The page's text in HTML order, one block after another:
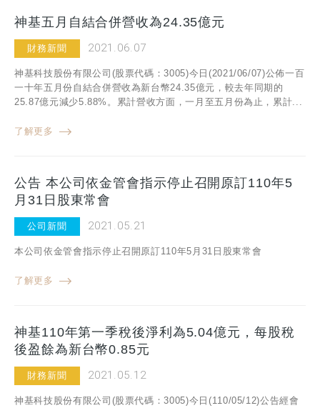
神基五月自結合併營收為24.35億元
財務新聞 2021.06.07
神基科技股份有限公司(股票代碼：3005)今日(2021/06/07)公佈一百
一十年五月份自結合併營收為新台幣24.35億元，較去年同期的
25.87億元減少5.88%。累計營收方面，一月至五月份為止，累計...
了解更多
公告 本公司依金管會指示停止召開原訂110年5
月31日股東常會
公司新聞 2021.05.21
本公司依金管會指示停止召開原訂110年5月31日股東常會
了解更多
神基110年第一季稅後淨利為5.04億元，每股稅
後盈餘為新台幣0.85元
財務新聞 2021.05.12
神基科技股份有限公司(股票代碼：3005)今日(110/05/12)公告經會